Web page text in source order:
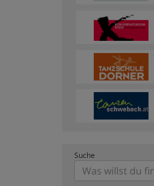
Suche